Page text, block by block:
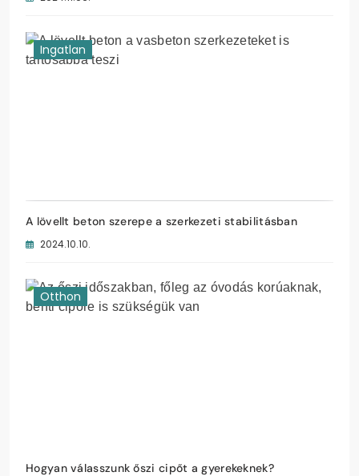
Ingatlan
A lövellt beton szerepe a szerkezeti stabilitásban
2024.10.10.
Otthon
Hogyan válasszunk őszi cipőt a gyerekeknek?